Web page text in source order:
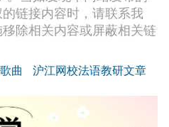
链接内容时，请联系我
除相关内容或屏蔽相关链
曲
沪江网校法语教研文章